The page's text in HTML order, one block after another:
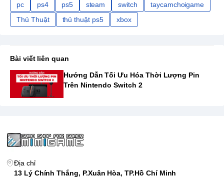
pc
ps4 ps5 steam switch
taycamchoigame
Thủ Thuật
thủ thuật ps5 xbox
Bài viết liên quan
Hướng Dẫn Tối Ưu Hóa Thời Lượng Pin
Trên Nintendo Switch 2
Địa chỉ
13 Lý Chính Thắng, P.Xuân Hòa, TP.Hồ Chí Minh